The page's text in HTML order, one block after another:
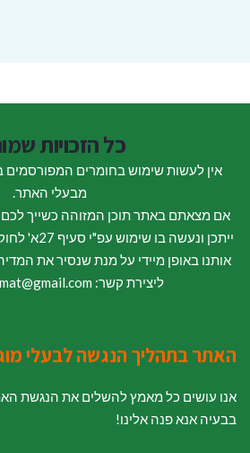
כל הזכויות
אין לעשות שימוש בחומרים
מבעלי האתר.
אם מצאתם באתר תוכן המזוהה כשייך לכם
ייתכן ונעשה
אותנו באופן מיידי על מנת שנסיר את
ליצירת קשר: Avihai.Zoomat@gmail.com
האתר בתהליך הנגשה לבעלי
אנו עושים כל מאמץ להשלים את הנגשת
בבעיה אנא פנה אלינו!